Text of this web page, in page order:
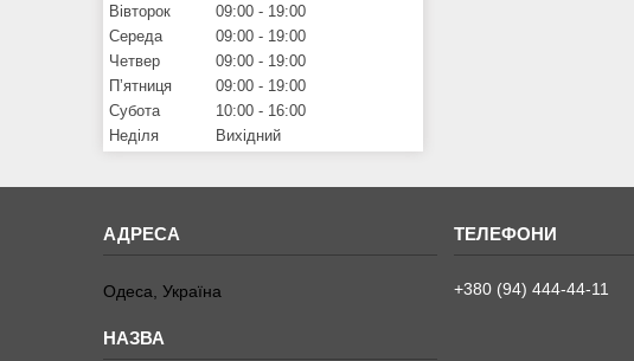
Вівторок 09:00
19:00
Середа
09:00
19:00
Четвер
09:00
19:00
Пʼятниця
09:00
19:00
Субота
10:00
16:00
Неділя
Вихідний
Одеса, Україна +380 (94) 444-44-11